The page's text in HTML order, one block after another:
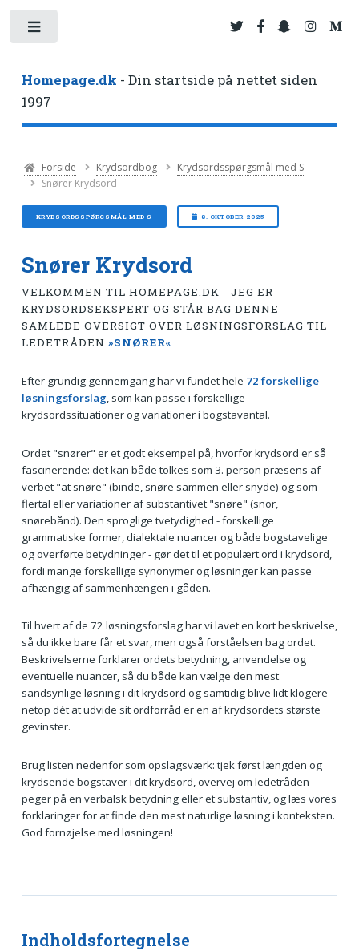
Homepage.dk - Din startside på nettet siden
1997
Forside Krydsordbog
Krydsordsspørgsmål med S
Snører Krydsord
KRYDSORDSSPØRGSMÅL MED S 8. OKTOBER 2025
Snører Krydsord
VELKOMMEN TIL HOMEPAGE.DK - JEG ER
KRYDSORDSEKSPERT OG STÅR BAG DENNE
SAMLEDE OVERSIGT OVER LØSNINGSFORSLAG TIL
LEDETRÅDEN »SNØRER«
Efter grundig gennemgang har vi fundet hele 72 forskellige
løsningsforslag, som kan passe i forskellige
krydsordssituationer og variationer i bogstavantal.
Ordet "snører" er et godt eksempel på, hvorfor krydsord er så
fascinerende: det kan både tolkes som 3. person præsens af
verbet "at snøre" (binde, snøre sammen eller snyde) og som
flertal eller variationer af substantivet "snøre" (snor,
snørebånd). Den sproglige tvetydighed - forskellige
grammatiske former, dialektale nuancer og både bogstavelige
og overførte betydninger - gør det til et populært ord i krydsord,
fordi mange forskellige synonymer og løsninger kan passe
afhængig af sammenhængen i gåden.
Til hvert af de 72 løsningsforslag har vi lavet en kort beskrivelse,
så du ikke bare får et svar, men også forståelsen bag ordet.
Beskrivelserne forklarer ordets betydning, anvendelse og
eventuelle nuancer, så du både kan vælge den mest
sandsynlige løsning i dit krydsord og samtidig blive lidt klogere -
netop dét at udvide sit ordforråd er en af krydsordets største
gevinster.
Brug listen nedenfor som opslagsværk: tjek først længden og
krydsende bogstaver i dit krydsord, overvej om ledetråden
peger på en verbalsk betydning eller et substantiv, og læs vores
forklaringer for at finde den mest naturlige løsning i konteksten.
God fornøjelse med løsningen!
Indholdsfortegnelse